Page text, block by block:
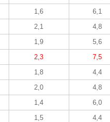
1,6 6,1
2,1 4,8
1,9 5,6
2,3 7,5
1,8 4,4
2,0 4,8
1,4 6,0
1,5 4,4